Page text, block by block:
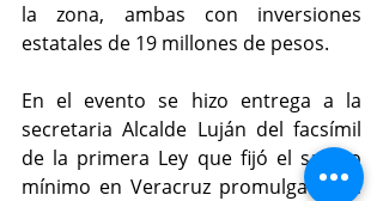
la zona, ambas con inversiones
estatales de 19 millones de pesos.
En el evento se hizo entrega a la
secretaria Alcalde Luján del facsímil
de la primera Ley que fijó el salario
mínimo en Veracruz promulgada en